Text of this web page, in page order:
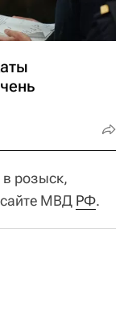
розыск,
сайте МВД РФ.